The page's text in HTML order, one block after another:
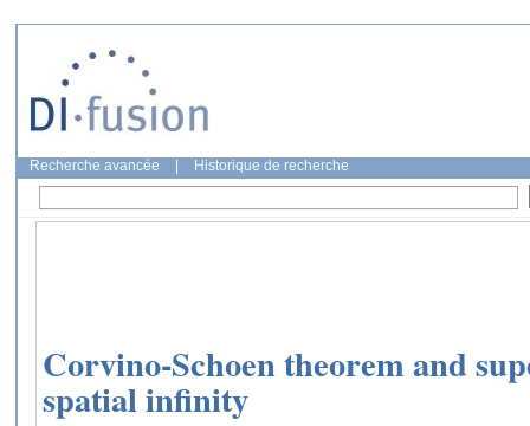
Recherche avancée Historique de recherche
Corvino-Schoen theorem and
spatial infinity